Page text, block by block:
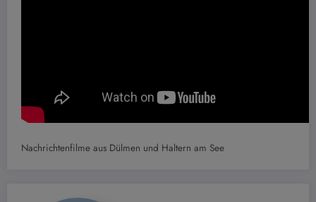
Nachrichtenfilme aus Dülmen und Haltern am See